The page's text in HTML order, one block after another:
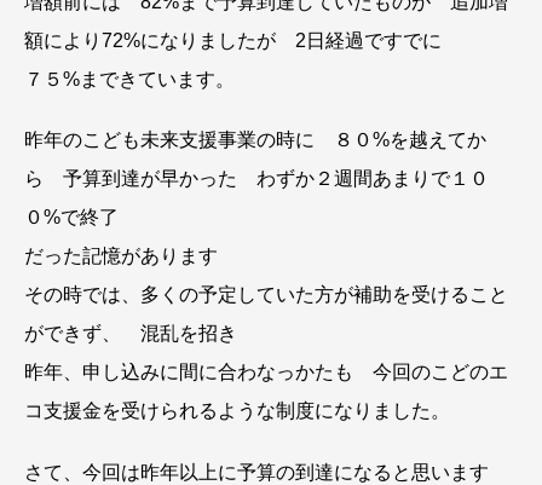
額により72%になりましたが 2日経過ですでに
７５%まできています。
昨年のこども未来支援事業の時に ８０%を越えてか
ら 予算到達が早かった わずか２週間あまりで１０
０%で終了
だった記憶があります
その時では、多くの予定していた方が補助を受けること
ができず、 混乱を招き
昨年、申し込みに間に合わなっかたも 今回のこどのエ
コ支援金を受けられるような制度になりました。
さて、今回は昨年以上に予算の到達になると思います